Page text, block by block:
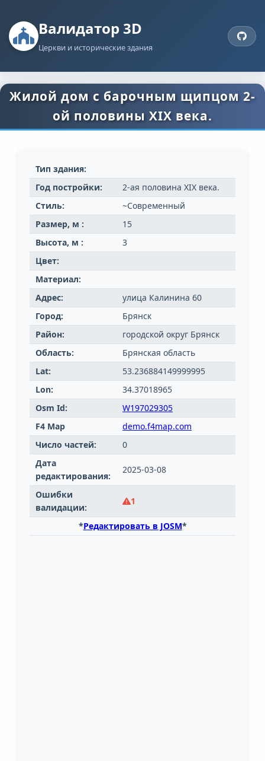
Валидатор 3D
Церкви и исторические здания
Жилой дом с барочным щипцом 2-
ой половины XIX века.
Тип здания:
Год постройки:
2-ая половина XIX века.
Стиль:
~Современный
Размер, м :
15
Высота, м :
3
Цвет:
Материал:
Адрес:
улица Калинина 60
Город:
Брянск
Район:
городской округ Брянск
Область:
Брянская область
Lat:
53.236884149999995
Lon:
34.37018965
Osm Id:
W197029305
F4 Map
demo.f4map.com
Число частей:
0
Дата
редактирования:
2025-03-08
Ошибки
валидации:
1
*Редактировать в JOSM*